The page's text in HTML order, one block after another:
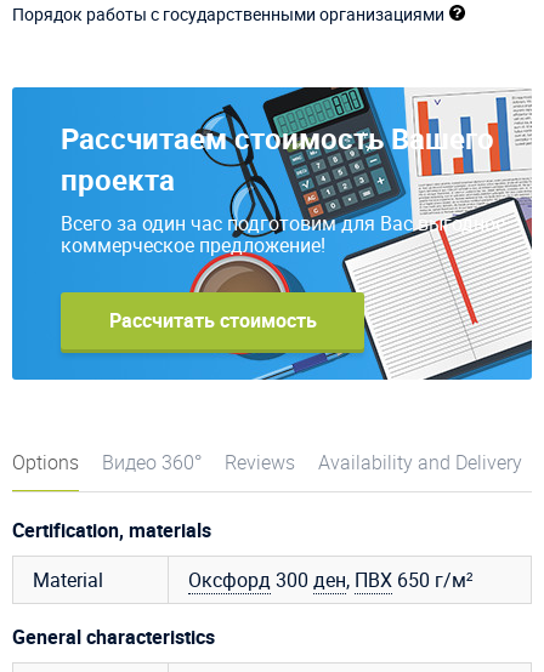
Порядок работы с государственными организациями
Рассчитаем стоимость Вашего
проекта
Всего за один час подготовим для Вас выгодное
коммерческое предложение!
Рассчитать стоимость
Options Видео 360° Reviews Availability and Delivery
Certification, materials
Material
Оксфорд300 ден, ПВХ 650 г/м²
General characteristics